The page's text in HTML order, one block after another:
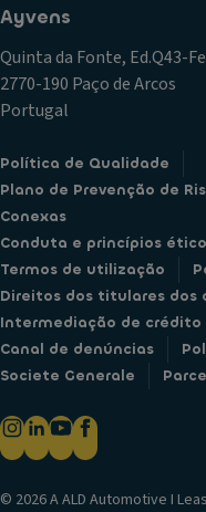
Ayvens
Quinta da Fonte, Ed.Q43-
2770-190 Paço de Arcos
Portugal
Política de Qualidade
Plano de Prevenção de
Conexas
Conduta e princípios
Termos de utilização
Direitos dos titulares dos
Intermediação de crédito
Canal de denúncias
Societe Generale
© 2026 A ALD Automotive I